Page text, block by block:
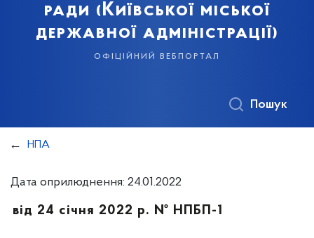
ради (Київської міської
державної адміністрації)
офіційний вебпортал
Пошук
НПА
Дата оприлюднення: 24.01.2022
від 24 січня 2022 р. № НПБП-1